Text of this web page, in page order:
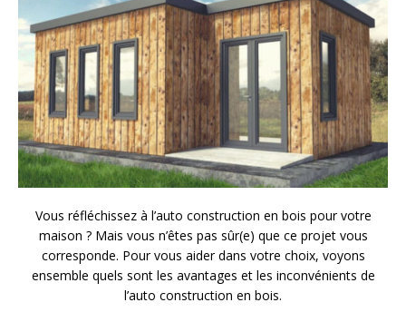
Vous réfléchissez à l’auto construction en bois pour votre
maison ? Mais vous n’êtes pas sûr(e) que ce projet vous
corresponde. Pour vous aider dans votre choix, voyons
ensemble quels sont les avantages et les inconvénients de
l’auto construction en bois.